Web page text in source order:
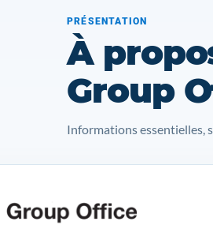
PRÉSENTATION
À
Group
Informations essentielles,